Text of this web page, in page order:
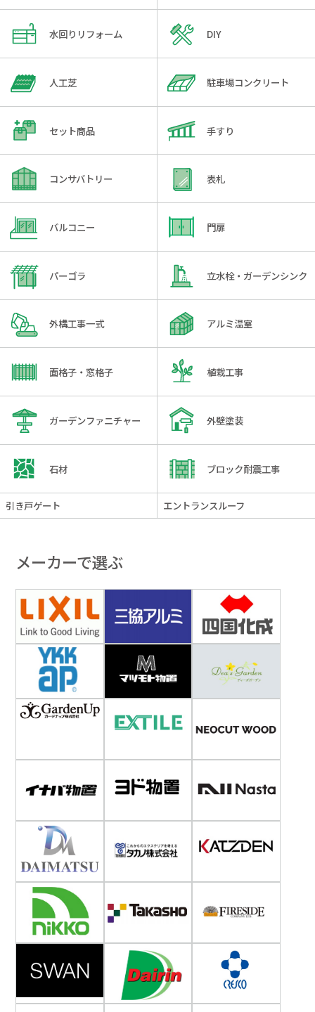
水回りリフォーム DIY
人工芝 駐車場コンクリート
セット商品 手すり
コンサバトリー 表札
バルコニー 門扉
パーゴラ 立水栓・ガーデンシンク
外構工事一式 アルミ温室
面格子・窓格子 植栽工事
ガーデンファニチャー 外壁塗装
石材 ブロック耐震工事
引き戸ゲート エントランスルーフ
メーカーで選ぶ